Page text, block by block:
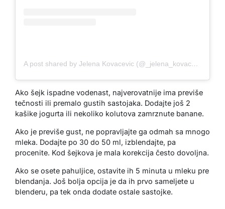
A post shared by Jelena Kovacevic (@_jelena_kovacevic)
Ako šejk ispadne vodenast, najverovatnije ima previše
tečnosti ili premalo gustih sastojaka. Dodajte još 2
kašike jogurta ili nekoliko kolutova zamrznute banane.
Ako je previše gust, ne popravljajte ga odmah sa mnogo
mleka. Dodajte po 30 do 50 ml, izblendajte, pa
procenite. Kod šejkova je mala korekcija često dovoljna.
Ako se osete pahuljice, ostavite ih 5 minuta u mleku pre
blendanja. Još bolja opcija je da ih prvo sameljete u
blenderu, pa tek onda dodate ostale sastojke.